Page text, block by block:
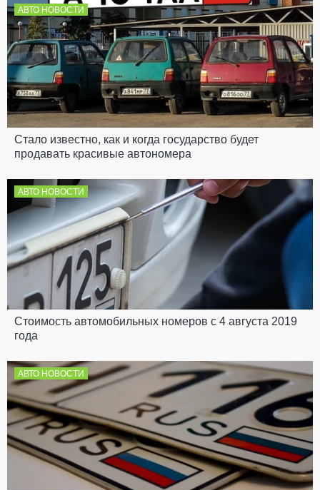
АВТО НОВОСТИ
Стало известно, как и когда государство будет
продавать красивые автономера
АВТО НОВОСТИ
Стоимость автомобильных номеров с 4 августа 2019
года
АВТО НОВОСТИ